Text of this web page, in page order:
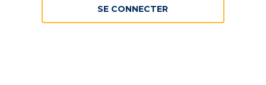
SE CONNECTER